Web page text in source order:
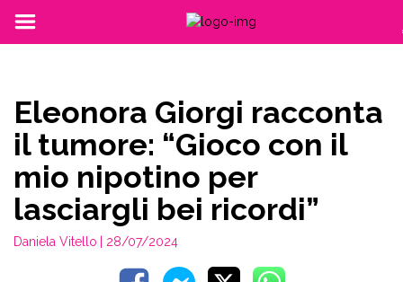
Eleonora Giorgi racconta
il tumore: “Gioco con il
mio nipotino per
lasciargli bei ricordi”
Daniela Vitello | 28/07/2024